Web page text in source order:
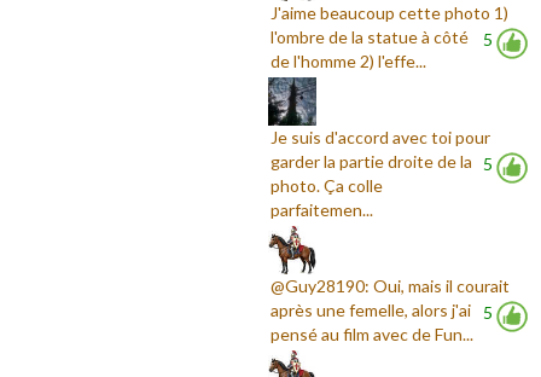
5
J'aime beaucoup cette photo 1)
l'ombre de la statue à côté
de l'homme 2) l'effe...
5
Je suis d'accord avec toi pour
garder la partie droite de la
photo. Ça colle
parfaitemen...
5
@Guy28190: Oui, mais il courait
après une femelle, alors j'ai
pensé au film avec de Fun...